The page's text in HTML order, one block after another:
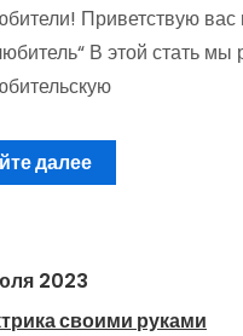
Приветствую вас
В этой стать мы
далее
2023
своими руками